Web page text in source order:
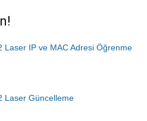
Laser IP ve MAC Adresi Öğrenme
Laser Güncelleme